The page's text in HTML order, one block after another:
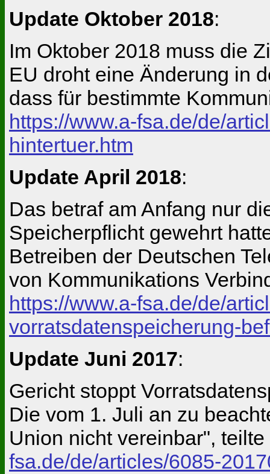
Update Oktober 2018:
Im Oktober 2018 muss die
EU droht eine Änderung in
dass für bestimmte
https://www.a-fsa.de/de/
hintertuer.htm
Update April 2018:
Das betraf am Anfang nur
Speicherpflicht gewehrt
Betreiben der Deutschen
von Kommunikations
https://www.a-fsa.de/de/
vorratsdatenspeicherung-
Update Juni 2017:
Gericht stoppt
Die vom 1. Juli an zu
Union nicht vereinbar",
fsa.de/de/articles/6085-